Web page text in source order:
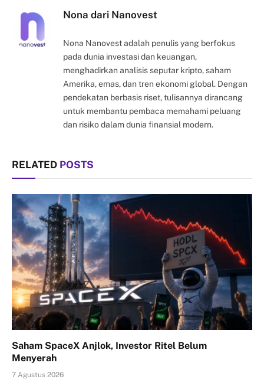
Nona dari Nanovest
Nona Nanovest adalah penulis yang berfokus
pada dunia investasi dan keuangan,
menghadirkan analisis seputar kripto, saham
Amerika, emas, dan tren ekonomi global. Dengan
pendekatan berbasis riset, tulisannya dirancang
untuk membantu pembaca memahami peluang
dan risiko dalam dunia finansial modern.
RELATED POSTS
Saham SpaceX Anjlok, Investor Ritel Belum
Menyerah
7 Agustus 2026